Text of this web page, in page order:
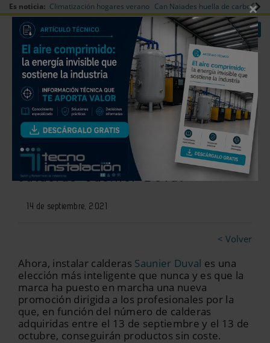
Es noticia: Climatización hogares verano Can Naiades huella de carbono
Redes Sociales Es noticia Login empresas Registro
Promoción dirigida a los
profesionales al adquirir
calderas Saunier Duval
14 de septiembre, 2021
< Volver
Ahora, instalar calderas Saunier Duval es una
elección más inteligente que nunca y es que la
marca ha puesto en marcha una nueva
promoción dirigida a los profesionales por la
que, en función del número de calderas
adquiridas entre el 13 de septiembre y el 13 de
octubre, conseguirán productos sin coste.
×